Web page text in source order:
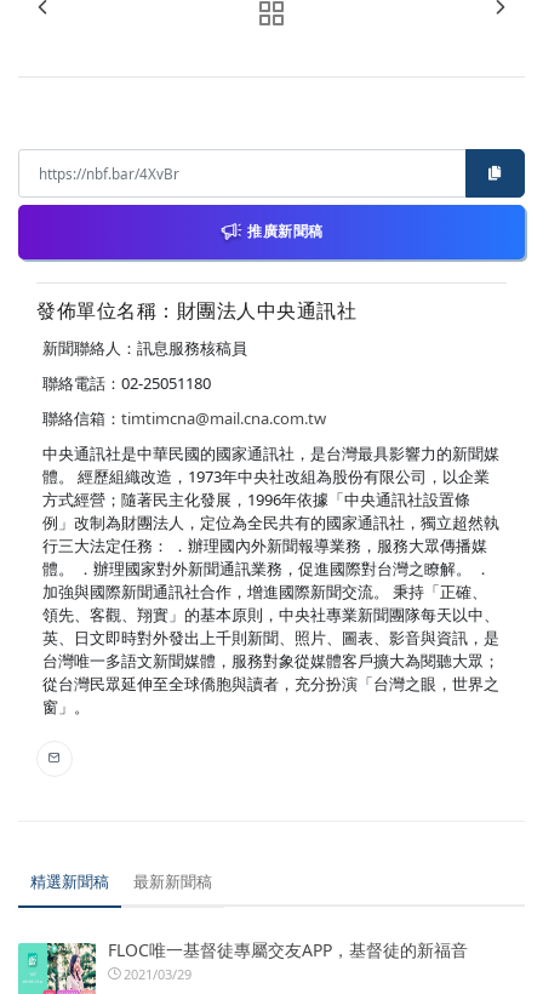
推廣新聞稿
發佈單位名稱：財團法人中央通訊社
新聞聯絡人：訊息服務核稿員
聯絡電話：02-25051180
聯絡信箱： timtimcna@mail.cna.com.tw
中央通訊社是中華民國的國家通訊社，是台灣最具影響力的新聞媒
體。 經歷組織改造，1973年中央社改組為股份有限公司，以企業
方式經營；隨著民主化發展，1996年依據「中央通訊社設置條
例」改制為財團法人，定位為全民共有的國家通訊社，獨立超然執
行三大法定任務： ．辦理國內外新聞報導業務，服務大眾傳播媒
體。 ．辦理國家對外新聞通訊業務，促進國際對台灣之瞭解。 ．
加強與國際新聞通訊社合作，增進國際新聞交流。 秉持「正確、
領先、客觀、翔實」的基本原則，中央社專業新聞團隊每天以中、
英、日文即時對外發出上千則新聞、照片、圖表、影音與資訊，是
台灣唯一多語文新聞媒體，服務對象從媒體客戶擴大為閱聽大眾；
從台灣民眾延伸至全球僑胞與讀者，充分扮演「台灣之眼，世界之
窗」。
精選新聞稿 最新新聞稿
FLOC唯一基督徒專屬交友APP，基督徒的新福音
2021/03/29